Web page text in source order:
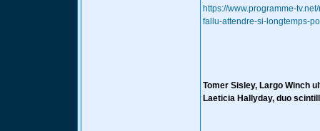
https://www.programme-
fallu-attendre-si-longtemps-
Tomer Sisley, Largo Winch
Laeticia Hallyday, duo